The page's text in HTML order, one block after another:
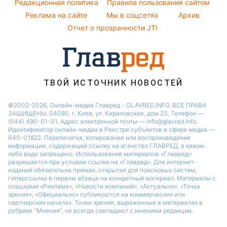
Настя Каменских
Виталий Козловский
София Ротару
Ольга Сумская
Напитки
Праздничное меню
Редакционная политика
Правила пользования сайтом
Реклама на сайте
Мы в соцсетях
Архив
Отчет о прозрачности JTI
ТВОЙ ИСТОЧНИК НОВОСТЕЙ
©2002-2026, Онлайн-медиа Главред - GLAVRED.INFO. ВСЕ ПРАВА
ЗАЩИЩЕНЫ. 04080, г. Киев, ул. Кириловская, дом 23. Телефон —
(044) 490-01-01. Адрес электронной почты — info@glavred.info.
Идентификатор онлайн-медиа в Реестре cубъектов в сфере медиа —
R40-01822. Перепечатка, копирование или воспроизведение
информации, содержащей ссылку на агенство ГЛАВРЕД, в каком-
либо виде запрещено. Использование материалов «Главред»
разрешается при условии ссылки на «Главред». Для интернет-
изданий обязательна прямая, открытая для поисковых систем,
гиперссылка в первом абзаце на конкретный материал. Материалы с
плашками «Реклама», «Новости компаний», «Актуально», «Точка
зрения», «Официально» публикуются на коммерческих или
партнерских началах. Точки зрения, выраженные в материалах в
рубрике "Мнения", не всегда совпадают с мнением редакции.